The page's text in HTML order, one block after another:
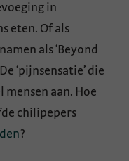
in
eten. Of als
als ‘Beyond
De ‘pijnsensatie’ die
aan. Hoe
chilipepers
?